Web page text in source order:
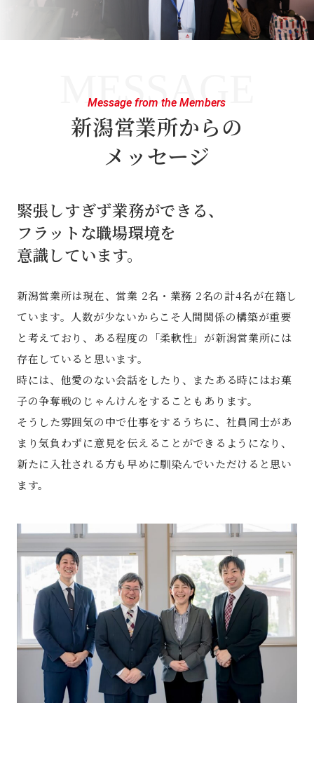
MESSAGE
Message from the Members
新潟営業所からの
メッセージ
緊張しすぎず業務ができる、
フラットな職場環境を
意識しています。
新潟営業所は現在、営業 2名・業務 2名の計4名が在籍し
ています。人数が少ないからこそ人間関係の構築が重要
と考えており、ある程度の「柔軟性」が新潟営業所には
存在していると思います。
時には、他愛のない会話をしたり、またある時にはお菓
子の争奪戦のじゃんけんをすることもあります。
そうした雰囲気の中で仕事をするうちに、社員同士があ
まり気負わずに意見を伝えることができるようになり、
新たに入社される方も早めに馴染んでいただけると思い
ます。